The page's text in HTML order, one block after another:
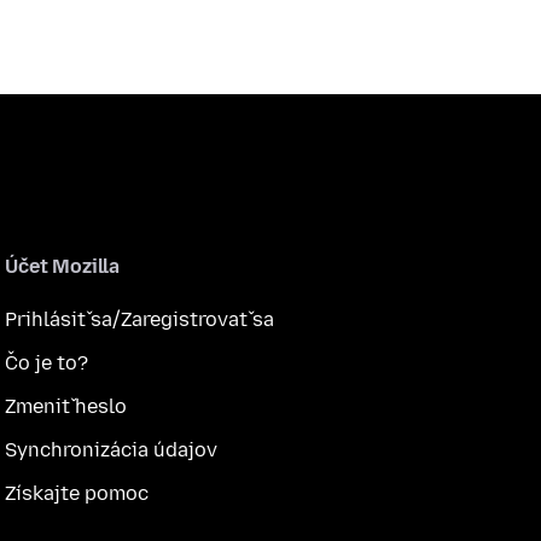
Účet Mozilla
Prihlásiť sa/Zaregistrovať sa
Čo je to?
Zmeniť heslo
Synchronizácia údajov
Získajte pomoc